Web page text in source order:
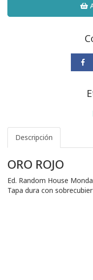
Descripción
ORO ROJO
Ed. Random House
Tapa dura con